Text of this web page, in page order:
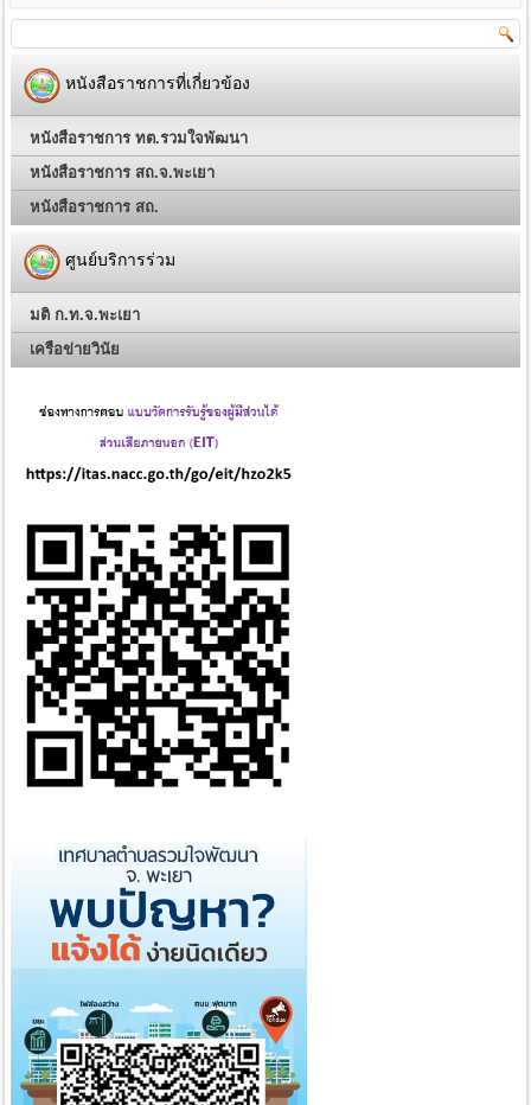
หนังสือราชการที่เกี่ยวข้อง
หนังสือราชการ ทต.รวมใจพัฒนา
หนังสือราชการ สถ.จ.พะเยา
หนังสือราชการ สถ.
ศูนย์บริการร่วม
มติ ก.ท.จ.พะเยา
เครือข่ายวินัย